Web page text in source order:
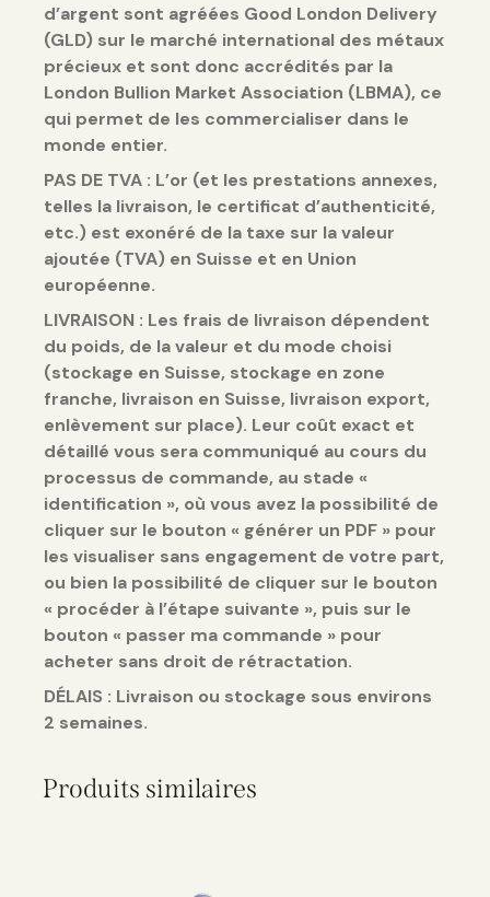
d’argent sont agréées Good London Delivery
(GLD) sur le marché international des métaux
précieux et sont donc accrédités par la
London Bullion Market Association (LBMA), ce
qui permet de les commercialiser dans le
monde entier.
PAS DE TVA : L’or (et les prestations annexes,
telles la livraison, le certificat d’authenticité,
etc.) est exonéré de la taxe sur la valeur
ajoutée (TVA) en Suisse et en Union
européenne.
LIVRAISON : Les frais de livraison dépendent
du poids, de la valeur et du mode choisi
(stockage en Suisse, stockage en zone
franche, livraison en Suisse, livraison export,
enlèvement sur place). Leur coût exact et
détaillé vous sera communiqué au cours du
processus de commande, au stade «
identification », où vous avez la possibilité de
cliquer sur le bouton « générer un PDF » pour
les visualiser sans engagement de votre part,
ou bien la possibilité de cliquer sur le bouton
« procéder à l’étape suivante », puis sur le
bouton « passer ma commande » pour
acheter sans droit de rétractation.
DÉLAIS : Livraison ou stockage sous environs
2 semaines.
Produits similaires